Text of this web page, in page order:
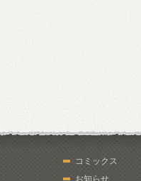
コミックス
お知らせ